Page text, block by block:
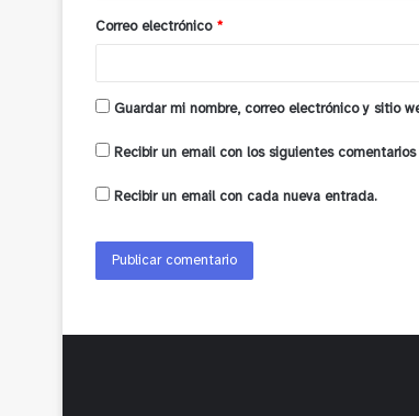
*
Correo electrónico *
Guardar mi nombre, correo electrónico y sitio
Recibir un email con los siguientes
Recibir un email con cada nueva entrada.